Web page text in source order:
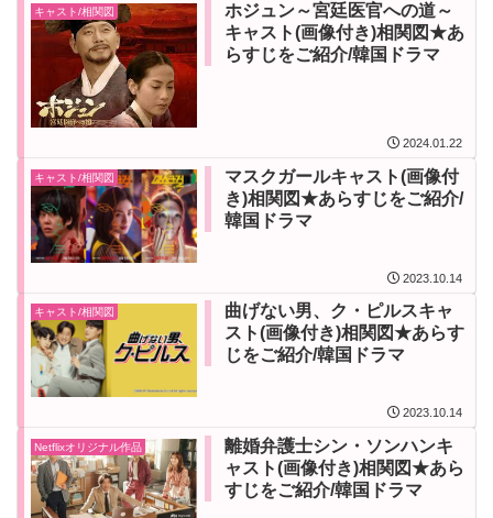
キャスト/相関図
ホジュン～宮廷医官への道～
キャスト(画像付き)相関図★あ
らすじをご紹介/韓国ドラマ
2024.01.22
キャスト/相関図
マスクガールキャスト(画像付
き)相関図★あらすじをご紹介/
韓国ドラマ
2023.10.14
キャスト/相関図
曲げない男、ク・ピルスキャ
スト(画像付き)相関図★あらす
じをご紹介/韓国ドラマ
2023.10.14
Netflixオリジナル作品
離婚弁護士シン・ソンハンキ
ャスト(画像付き)相関図★あら
すじをご紹介/韓国ドラマ